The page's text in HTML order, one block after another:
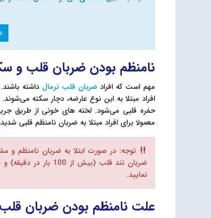
نامنظم بودن ضربان قلب و
مهم است که افراد ضربان قلب نرمال
افراد مبتلا به این نوع عارضه، دچار سکته
حفره قلبی می‌شود. لخته های خونی از طریق
معمولا برای افراد مبتلا به ضربان نامنظم قلبی
توجه: در صورت ابتلا به ضربان نامنظم
نمایید.
علت نامنظم بودن ضربان